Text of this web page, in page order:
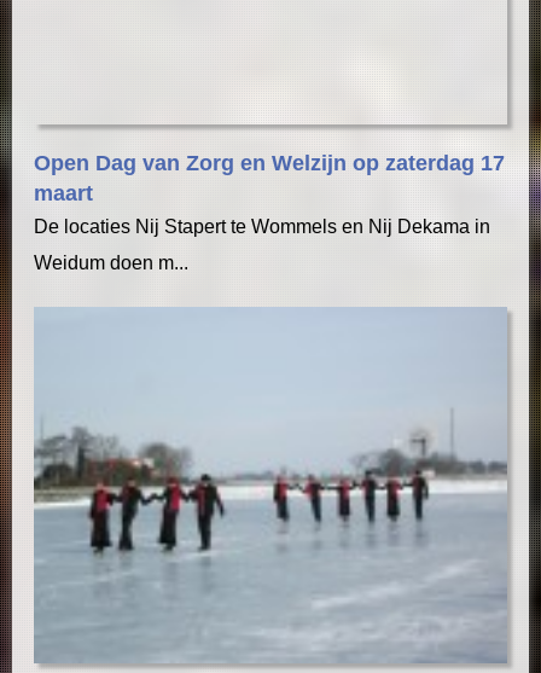
Open Dag van Zorg en Welzijn op zaterdag 17
maart
De locaties Nij Stapert te Wommels en Nij Dekama in
Weidum doen m...